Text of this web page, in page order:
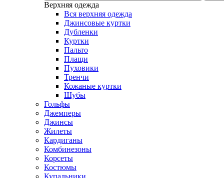
Верхняя одежда
Вся верхняя одежда
Джинсовые куртки
Дубленки
Куртки
Пальто
Плащи
Пуховики
Тренчи
Кожаные куртки
Шубы
Гольфы
Джемперы
Джинсы
Жилеты
Кардиганы
Комбинезоны
Корсеты
Костюмы
Купальники